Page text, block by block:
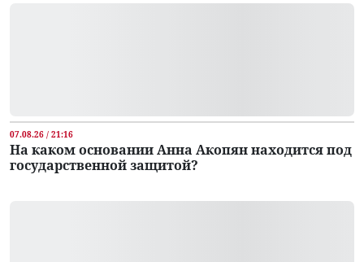
07.08.26 / 21:16
На каком основании Анна Акопян находится под
государственной защитой?